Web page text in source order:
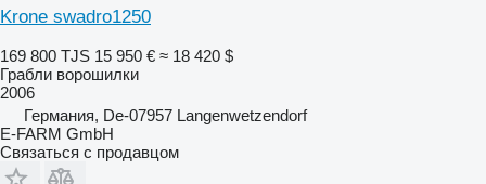
Krone swadro1250
169 800 TJS 15 950 € ≈ 18 420 $
Грабли ворошилки
2006
Германия, De-07957 Langenwetzendorf
E-FARM GmbH
Связаться с продавцом